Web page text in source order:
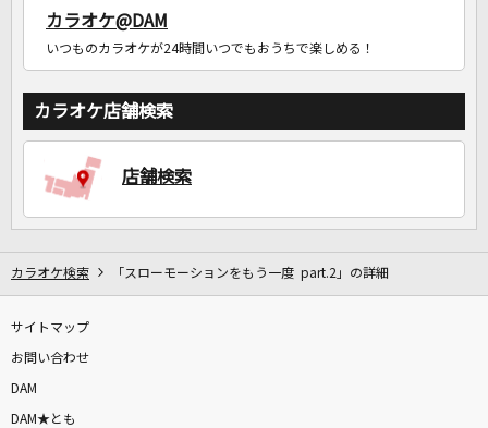
カラオケ@DAM
いつものカラオケが24時間いつでもおうちで楽しめる！
カラオケ店舗検索
店舗検索
カラオケ検索 「スローモーションをもう一度 part.2」の詳細
サイトマップ
お問い合わせ
DAM
DAM★とも